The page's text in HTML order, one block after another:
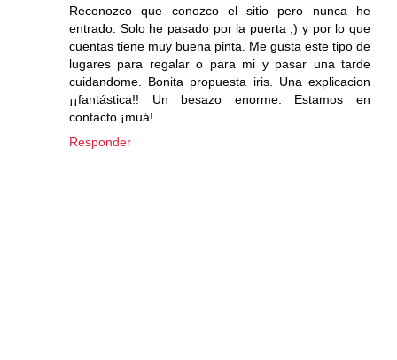
Reconozco que conozco el sitio pero nunca he
entrado. Solo he pasado por la puerta ;) y por lo que
cuentas tiene muy buena pinta. Me gusta este tipo de
lugares para regalar o para mi y pasar una tarde
cuidandome. Bonita propuesta iris. Una explicacion
¡¡fantástica!! Un besazo enorme. Estamos en
contacto ¡muá!
Responder